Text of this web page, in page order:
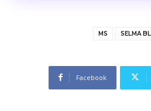
MS SELMA
Facebook